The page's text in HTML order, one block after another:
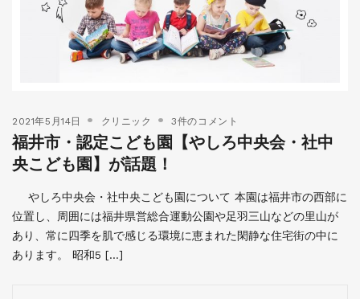
2021年5月14日 クリニック 3件のコメント
福井市・認定こども園【やしろ中央会・社中
央こども園】が話題！
やしろ中央会・社中央こども園について 本園は福井市の西部に
位置し、周囲には福井県営総合運動公園や足羽三山などの里山が
あり、常に四季を肌で感じる環境に恵まれた閑静な住宅街の中に
あります。 昭和5 […]